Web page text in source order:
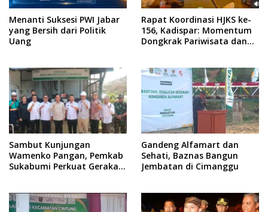
Menanti Suksesi PWI Jabar
yang Bersih dari Politik
Uang
Rapat Koordinasi HJKS ke-
156, Kadispar: Momentum
Dongkrak Pariwisata dan
Sambut Kunjungan
Wamenko Pangan, Pemkab
Sukabumi Perkuat Gerakan
Gandeng Alfamart dan
Sehati, Baznas Bangun
Jembatan di Cimanggu